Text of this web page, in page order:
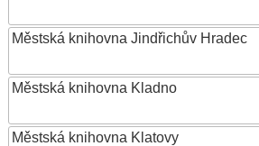
Městská knihovna Jindřichův Hradec
Městská knihovna Kladno
Městská knihovna Klatovy